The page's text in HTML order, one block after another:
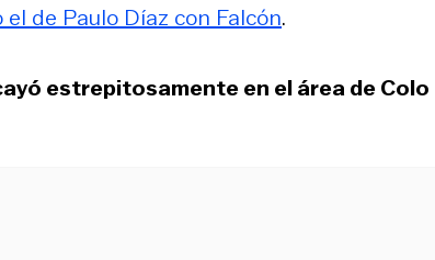
de Paulo Díaz con Falcón.
estrepitosamente en el área de Colo